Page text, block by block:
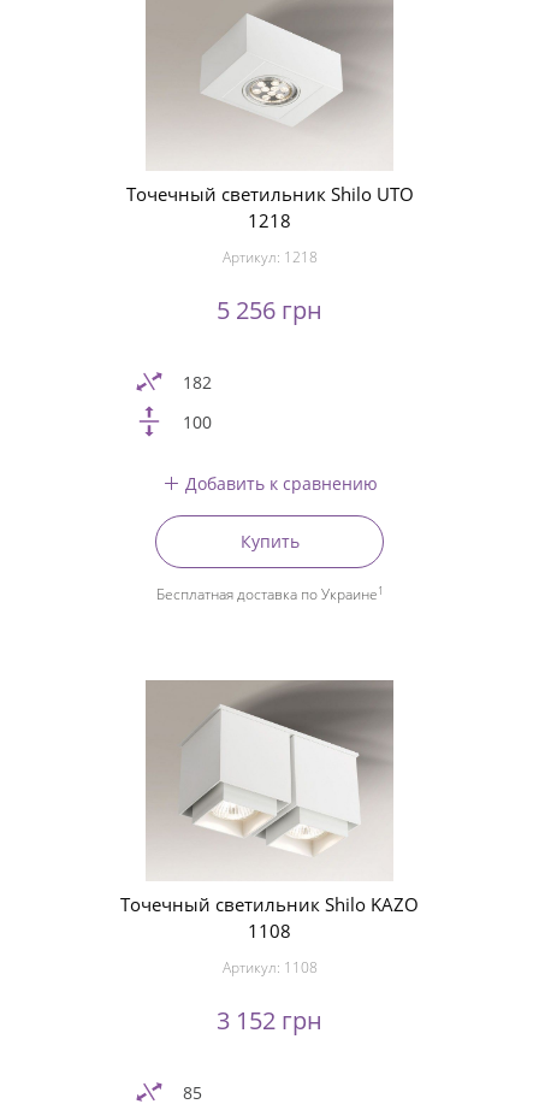
Точечный светильник Shilo UTO
1218
Артикул: 1218
5 256 грн
182
100
Добавить к сравнению
Купить
Бесплатная доставка по Украине1
Точечный светильник Shilo KAZO
1108
Артикул: 1108
3 152 грн
85